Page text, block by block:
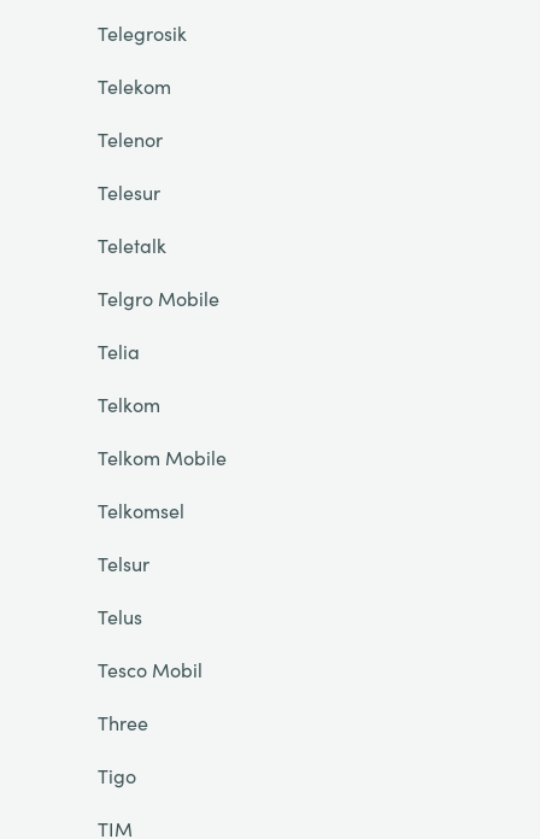
Telegrosik
Telekom
Telenor
Telesur
Teletalk
Telgro Mobile
Telia
Telkom
Telkom Mobile
Telkomsel
Telsur
Telus
Tesco Mobil
Three
Tigo
TIM